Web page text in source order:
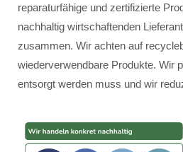
reparaturfähige und zertifizierte
nachhaltig wirtschaftenden
zusammen. Wir achten auf
wiederverwendbare Produkte. Wir
entsorgt werden muss und wir